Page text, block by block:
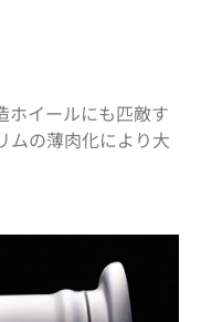
ホイールにも匹敵す
ムの薄肉化により大